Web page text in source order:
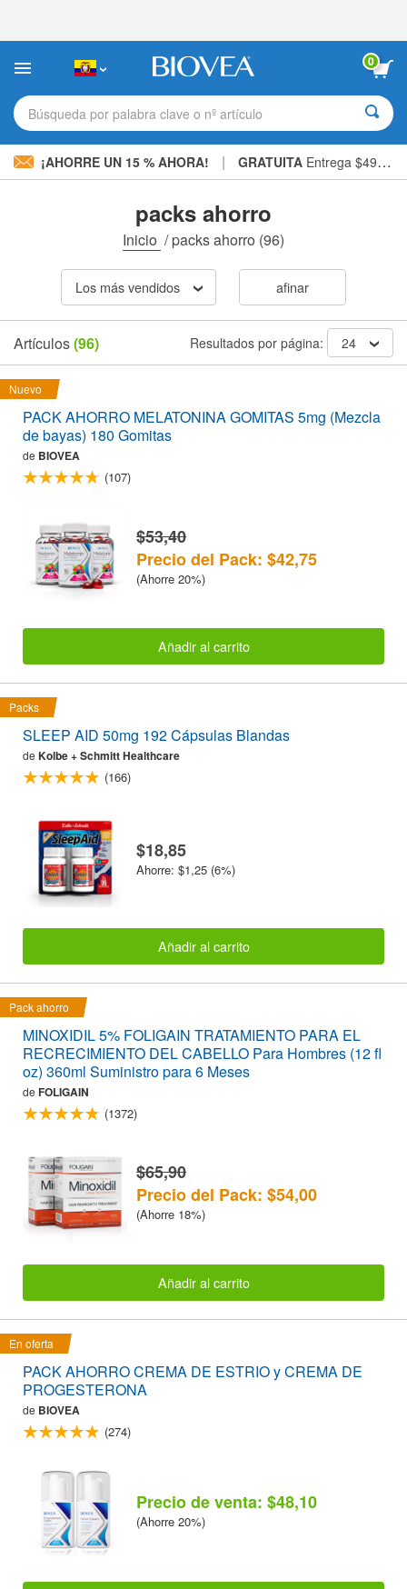
sitio
incluye
sistema
de
0
Búsqueda por palabra clave o nº artículo
¡AHORRE UN 15 % AHORA! | GRATUITA Entrega $49,00 »
packs ahorro
Inicio /packs ahorro (96)
Los más vendidos afinar
Artículos(96) Resultados por página: 24
Nuevo
PACK AHORRO MELATONINA GOMITAS 5mg (Mezcla
de bayas) 180 Gomitas
de BIOVEA
(107)
$53,40
Precio del Pack: $42,75
(Ahorre 20%)
Añadir al carrito
Packs
SLEEP AID 50mg 192 Cápsulas Blandas
de Kolbe + Schmitt Healthcare
(166)
$18,85
Ahorre: $1,25 (6%)
Añadir al carrito
Pack ahorro
MINOXIDIL 5% FOLIGAIN TRATAMIENTO PARA EL
RECRECIMIENTO DEL CABELLO Para Hombres (12 fl
oz) 360ml Suministro para 6 Meses
de FOLIGAIN
(1372)
$65,90
Precio del Pack: $54,00
(Ahorre 18%)
Añadir al carrito
En oferta
PACK AHORRO CREMA DE ESTRIO y CREMA DE
PROGESTERONA
de BIOVEA
(274)
Precio de venta: $48,10
(Ahorre 20%)